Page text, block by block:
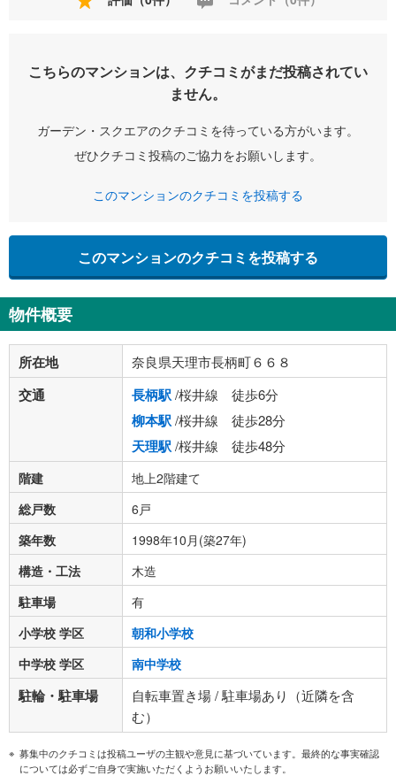
こちらのマンションは、クチコミがまだ投稿されてい
ません。
ガーデン・スクエアのクチコミを待っている方がいます。
ぜひクチコミ投稿のご協力をお願いします。
このマンションのクチコミを投稿する
このマンションのクチコミを投稿する
物件概要
所在地 奈良県天理市長柄町６６８
交通 長柄駅/桜井線 徒歩6分
柳本駅/桜井線 徒歩28分
天理駅/桜井線 徒歩48分
階建
地上2階建て
総戸数
6戸
築年数
1998年10月(築27年)
構造・工法
木造
駐車場
有
小学校 学区
朝和小学校
中学校 学区
南中学校
駐輪・駐車場
自転車置き場 / 駐車場あり（近隣を含
む）
募集中のクチコミは投稿ユーザの主観や意見に基づいています。最終的な事実確認
については必ずご自身で実施いただくようお願いいたします。